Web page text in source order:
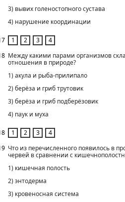
3) вывих голеностопного сустава
4) нарушение координации
Между какими парами организмов
отношения в природе?
1) акула и рыба-прилипало
2) берёза и гриб трутовик
3) берёза и гриб подберёзовик
4) паук и муха
Что из перечисленного появилось в
червей в сравнении с
1) кишечная полость
2) энтодерма
3) кровеносная система